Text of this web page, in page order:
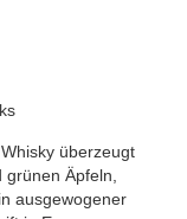
überzeugt
grünen Äpfeln,
ausgewogener